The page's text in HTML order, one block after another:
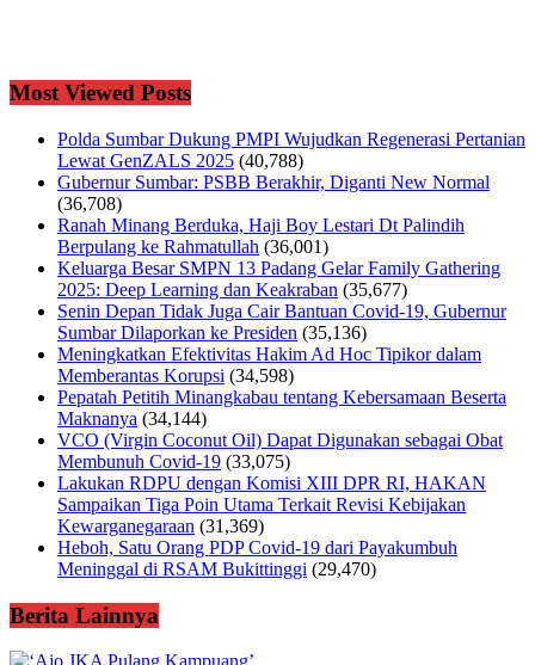
Most Viewed Posts
Polda Sumbar Dukung PMPI Wujudkan Regenerasi Pertanian
Lewat GenZALS 2025 (40,788)
Gubernur Sumbar: PSBB Berakhir, Diganti New Normal
(36,708)
Ranah Minang Berduka, Haji Boy Lestari Dt Palindih
Berpulang ke Rahmatullah (36,001)
Keluarga Besar SMPN 13 Padang Gelar Family Gathering
2025: Deep Learning dan Keakraban (35,677)
Senin Depan Tidak Juga Cair Bantuan Covid-19, Gubernur
Sumbar Dilaporkan ke Presiden (35,136)
Meningkatkan Efektivitas Hakim Ad Hoc Tipikor dalam
Memberantas Korupsi (34,598)
Pepatah Petitih Minangkabau tentang Kebersamaan Beserta
Maknanya (34,144)
VCO (Virgin Coconut Oil) Dapat Digunakan sebagai Obat
Membunuh Covid-19 (33,075)
Lakukan RDPU dengan Komisi XIII DPR RI, HAKAN
Sampaikan Tiga Poin Utama Terkait Revisi Kebijakan
Kewarganegaraan (31,369)
Heboh, Satu Orang PDP Covid-19 dari Payakumbuh
Meninggal di RSAM Bukittinggi (29,470)
Berita Lainnya